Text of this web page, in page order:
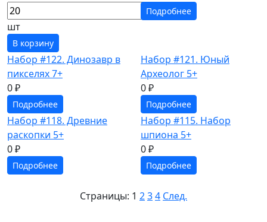
шт
В корзину
Подробнее
Набор #122. Динозавр в
пикселях 7+
0 ₽
Подробнее
Набор #121. Юный
Археолог 5+
0 ₽
Подробнее
Набор #118. Древние
раскопки 5+
0 ₽
Подробнее
Набор #115. Набор
шпиона 5+
0 ₽
Подробнее
Страницы: 1 234 След.